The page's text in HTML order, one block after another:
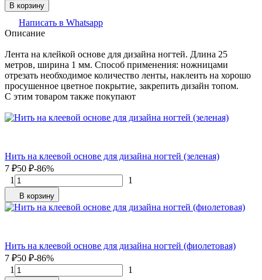
В корзину
Написать в Whatsapp
Описание
Лента на клейкой основе для дизайна ногтей. Длина 25
метров, ширина 1 мм. Способ применения: ножницами
отрезать необходимое количество ленты, наклеить на хорошо
просушенное цветное покрытие, закрепить дизайн топом.
C этим товаром также покупают
Нить на клеевой основе для дизайна ногтей (зеленая)
7 ₽50 ₽-86%
1
1
В корзину
Нить на клеевой основе для дизайна ногтей (фиолетовая)
7 ₽50 ₽-86%
1
1